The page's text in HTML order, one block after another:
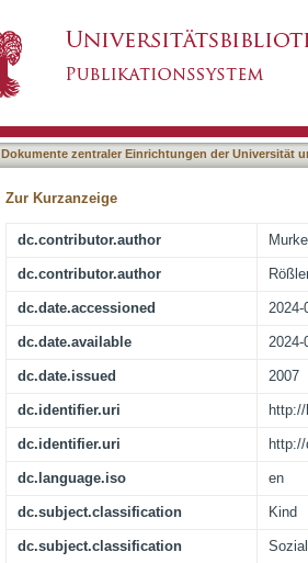
Dokumente zentraler Einrichtungen der Universität
Zur Kurzanzeige
dc.contributor.author
dc.contributor.author
dc.date.accessioned 2024-
dc.date.available 2024-
dc.date.issued 2007
dc.identifier.uri
dc.identifier.uri
dc.language.iso en
dc.subject.classification Kind
dc.subject.classification